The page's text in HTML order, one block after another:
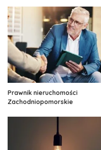
Prawnik nieruchomości
Zachodniopomorskie